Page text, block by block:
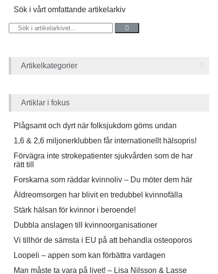
Sök i vårt omfattande artikelarkiv
Artikelkategorier
Artiklar i fokus
Plågsamt och dyrt när folksjukdom göms undan
1,6 & 2,6 miljonerklubben får internationellt hälsopris!
Förvägra inte strokepatienter sjukvården som de har
rätt till
Forskarna som räddar kvinnoliv – Du möter dem här
Äldreomsorgen har blivit en tredubbel kvinnofälla
Stärk hälsan för kvinnor i beroende!
Dubbla anslagen till kvinnoorganisationer
Vi tillhör de sämsta i EU på att behandla osteoporos
Loopeli – appen som kan förbättra vardagen
Man måste ta vara på livet! – Lisa Nilsson & Lasse